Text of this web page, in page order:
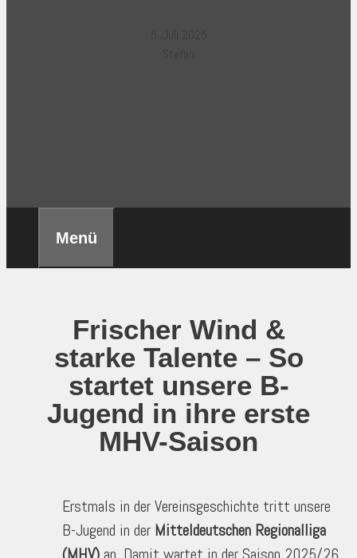
Menü
Frischer Wind &
starke Talente – So
startet unsere B-
Jugend in ihre erste
MHV-Saison
Erstmals in der Vereinsgeschichte tritt unsere
B-Jugend in der Mitteldeutschen Regionalliga